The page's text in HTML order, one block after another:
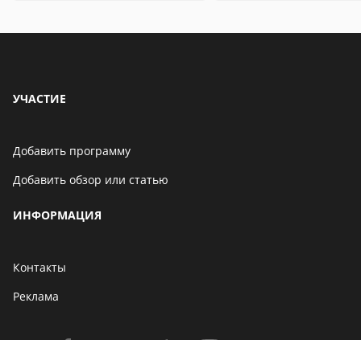
УЧАСТИЕ
Добавить программу
Добавить обзор или статью
ИНФОРМАЦИЯ
Контакты
Реклама